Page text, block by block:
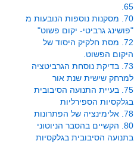
65.
70. מסקנות נוספות הנובעות מ
"פושינג גרביטי- יקום פשוט"
72. מסת חלקיק היסוד של
היקום הפשוט.
73. בדיקת נוסחת הגרביטציה
למרחק שישית שנת אור
75. בעיית התנועה הסיבובית
בגלקסיות הספירליות
78. אלימינציה של הפתרונות
80. הקשיים בהסבר הניוטוני
בתנועה הסיבובית בגלקסיות